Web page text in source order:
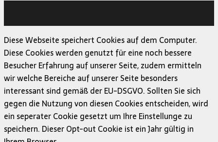
Diese Webseite speichert Cookies auf dem Computer.
Diese Cookies werden genutzt für eine noch bessere
Besucher Erfahrung auf unserer Seite, zudem ermitteln
wir welche Bereiche auf unserer Seite besonders
interessant sind gemäß der EU-DSGVO. Sollten Sie sich
gegen die Nutzung von diesen Cookies entscheiden, wird
ein seperater Cookie gesetzt um Ihre Einstellunge zu
speichern. Dieser Opt-out Cookie ist ein Jahr gültig in